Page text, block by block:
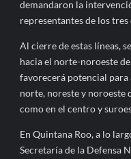
demandaron la
representantes de los
Al cierre de estas líneas,
hacia el norte-noroeste
favorecerá potencial
norte, noreste y noroeste
como en el centro y
En Quintana Roo, a lo
Secretaría de la Defensa